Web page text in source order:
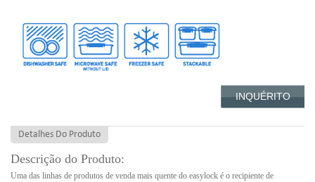
INQUÉRITO
Detalhes Do Produto
Descrição do Produto:
Uma das linhas de produtos de venda mais quente do easylock é o recipiente de